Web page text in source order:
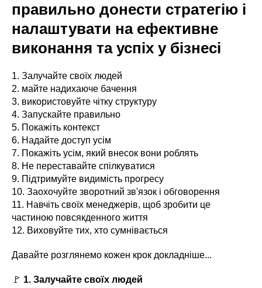
правильно донести стратегію і
налаштувати на ефективне
виконання та успіх у бізнесі
1. Залучайте своїх людей
2. майте надихаюче бачення
3. використовуйте чітку структуру
4. Запускайте правильно
5. Покажіть контекст
6. Надайте доступ усім
7. Покажіть усім, який внесок вони роблять
8. Не переставайте спілкуватися
9. Підтримуйте видимість прогресу
10. Заохочуйте зворотний зв'язок і обговорення
11. Навчіть своїх менеджерів, щоб зробити це
частиною повсякденного життя
12. Виховуйте тих, хто сумнівається
Давайте розглянемо кожен крок докладніше...
🚩 1. Залучайте своїх людей